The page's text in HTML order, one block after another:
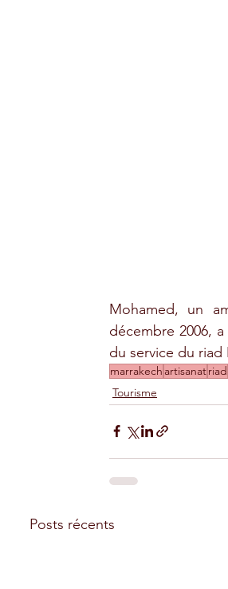
Mohamed, un
décembre 2006,
du service du riad
marrakech artisanatriad
Tourisme
Posts récents